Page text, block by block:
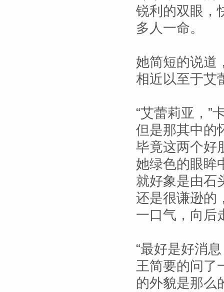
锐利的双眼，
多人一命。
她简短的说道
相近以至于艾
“艾蕾莉亚，”
但是那其中的
毕竟这两个好
她绿色的眼眸
就好象是由石
还是很谦逊的
一口气，向后
“最好是好消
王简要的问了
的外貌是那么